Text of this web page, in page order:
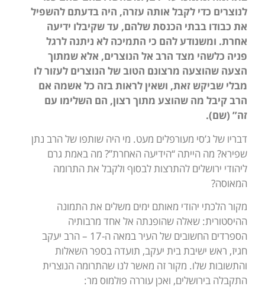
לנוצרים כדי לקבל אותה עזרה, היה בדעתם להשפיל
את כבודו בבתי הכנסת שלהם, עד שקיבלו ידיעה
אחרת. ומשנודע להם כי התמיכה לא ניתנה לרגל
פניה כלשהי מצד הרב אל הנוצרים, אלא שמתוך
הצעה שהוצעה מרצונם הטוב של הנוצרים לעזור לו
מבלי שביקש זאת, ושאין לראות בזה כל אשמה אם
הרב קיבל מה שהוצע מתוך רצון, הם השלימו עם
זה” (שם).
דבריו של ג’סי מעורפלים מעט. מי היה שותפו של הרב נתן
שפירא? מה הייתה “הידיעה האחרת”? מה באמת גרם
ליהודי ירושלים להתרצות לבסוף ולקבל את התרומה
המאוסה?
מקור הלכתי יהודי מאותם ימים משלים את התמונה
ההיסטורית: שאלה שהופנתה אל אחד מרבותיה
הספרדים החשובים של העיר במאה ה-17 – הרב יעקב
חגיז, ראש ישיבת בית יעקב, תועדה בספר השאלות
והתשובות שלו. מקור זה מאשר לנו שהתרומה הנוצרית
התקבלה בירושלים, ואכן עוררה פולמוס מר: